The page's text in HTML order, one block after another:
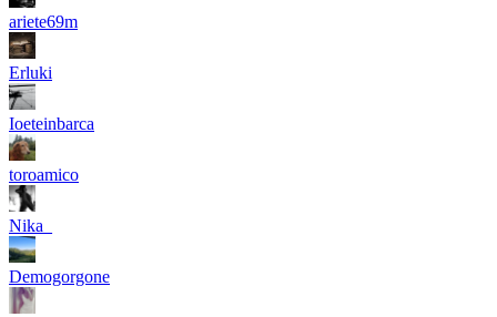
ariete69m
Erluki
Ioeteinbarca
toroamico
Nika_
Demogorgone